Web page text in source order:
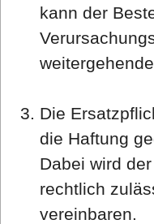
kann der
Die
die Haftung
Dabei wird
rechtlich
vereinbaren.